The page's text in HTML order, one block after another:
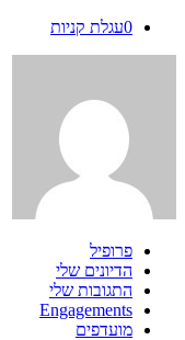
0עגלת קניות
פרופיל
הדיונים שלי
התגובות שלי
Engagements
מועדפים